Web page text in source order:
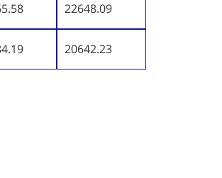
22648.09
20642.23